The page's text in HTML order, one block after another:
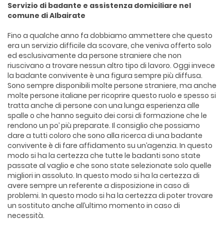
Servizio di badante e assistenza domiciliare nel
comune di Albairate
Fino a qualche anno fa dobbiamo ammettere che questo
era un servizio difficile da scovare, che veniva offerto solo
ed esclusivamente da persone straniere che non
riuscivano a trovare nessun altro tipo di lavoro. Oggi invece
la badante convivente è una figura sempre più diffusa.
Sono sempre disponibili molte persone straniere, ma anche
molte persone italiane per ricoprire questo ruolo e spesso si
tratta anche di persone con una lunga esperienza alle
spalle o che hanno seguito dei corsi di formazione che le
rendono un po’ più preparate. Il consiglio che possiamo
dare a tutti coloro che sono alla ricerca di una badante
convivente è di fare affidamento su un’agenzia. In questo
modo si ha la certezza che tutte le badanti sono state
passate al vaglio e che sono state selezionate solo quelle
migliori in assoluto. In questo modo si ha la certezza di
avere sempre un referente a disposizione in caso di
problemi. In questo modo si ha la certezza di poter trovare
un sostituto anche all’ultimo momento in caso di
necessità.